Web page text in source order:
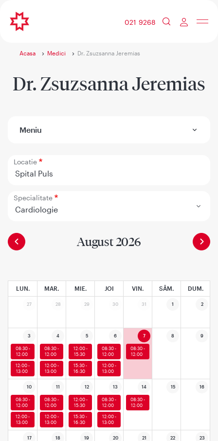
021 9268
Acasa Medici Dr. Zsuzsanna Jeremias
Dr. Zsuzsanna Jeremias
Meniu
Locatie
Spital Puls
Specialitate
Cardiologie
August 2026
LUN. MAR. MIE. JOI VIN. SÂM. DUM.
27 28 29 30 31 1 2
3 4 5 6 7 8 9
08:30 -
12:00
08:30 -
12:00
12:00 -
15:30
08:30 -
12:00
08:30 -
12:00
12:00 -
13:00
12:00 -
13:00
15:30 -
16:30
12:00 -
13:00
10 11 12 13 14 15 16
08:30 -
12:00
08:30 -
12:00
12:00 -
15:30
08:30 -
12:00
08:30 -
12:00
12:00 -
13:00
12:00 -
13:00
15:30 -
16:30
12:00 -
13:00
17 18 19 20 21 22 23